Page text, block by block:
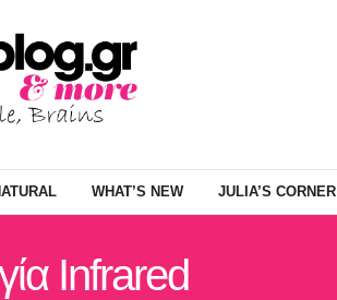
WHAT’S NEW JULIA’S CORNER
Infrared